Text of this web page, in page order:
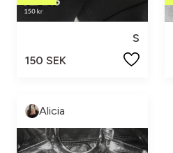
S
150 SEK
Alicia